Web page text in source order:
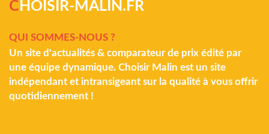
C HOISIR-MALIN.FR
QUI SOMMES-NOUS ?
Un site d'actualités & comparateur de prix édité par
une équipe dynamique. Choisir Malin est un site
indépendant et intransigeant sur la qualité à vous offrir
quotidiennement !